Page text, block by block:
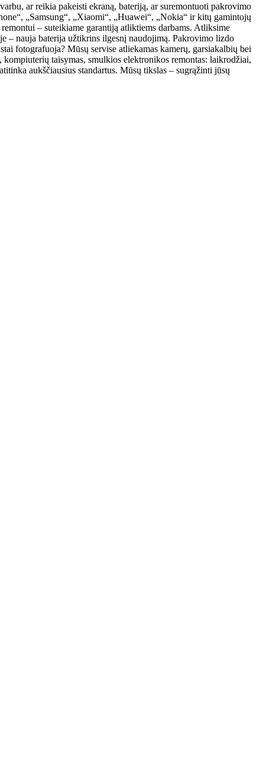
ar reikia pakeisti ekraną, bateriją, ar suremontuoti pakrovimo
„Samsung“, „Xiaomi“, „Huawei“, „Nokia“ ir kitų gamintojų
– suteikiame garantiją atliktiems darbams. Atliksime
– nauja baterija užtikrins ilgesnį naudojimą. Pakrovimo lizdo
fotografuoja? Mūsų servise atliekamas kamerų, garsiakalbių bei
taisymas, smulkios elektronikos remontas: laikrodžiai,
aukščiausius standartus. Mūsų tikslas – sugrąžinti jūsų